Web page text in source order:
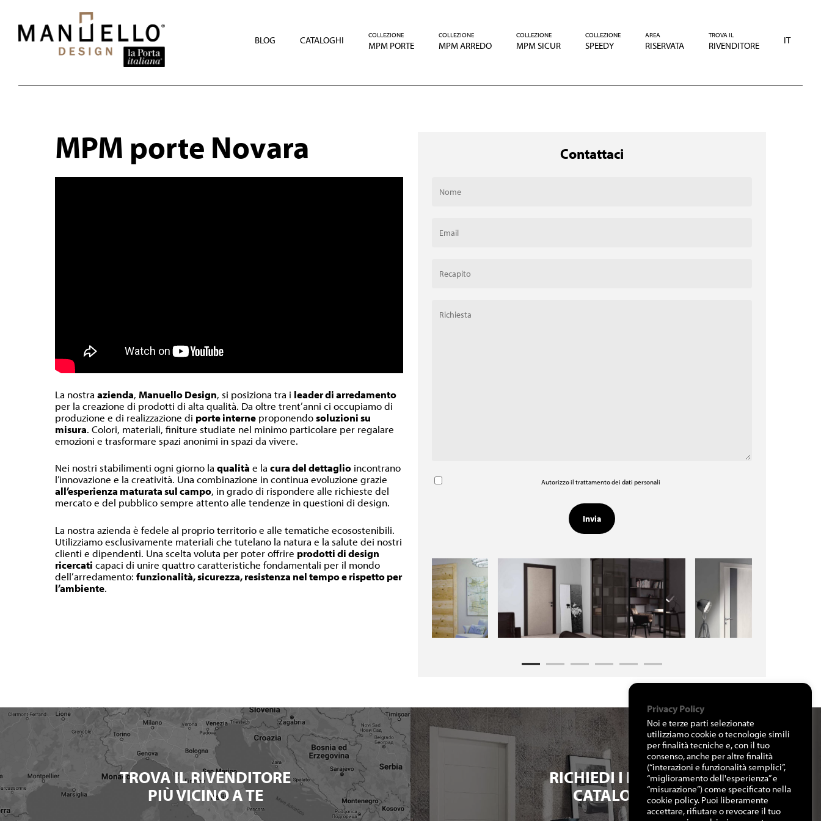
main
content
BLOG CATALOGHI COLLEZIONE
MPM PORTE
COLLEZIONE
MPM ARREDO
COLLEZIONE
MPM SICUR
COLLEZIONE
SPEEDY
AREA
RISERVATA
TROVA IL
RIVENDITORE IT
MPM porte Novara
La nostraazienda, Manuello Design, si posiziona tra i leader di arredamento
per la creazione di prodotti di alta qualità. Da oltre trent’anni ci occupiamo di
produzione e di realizzazione di porte interne proponendosoluzioni su
misura. Colori, materiali, finiture studiate nel minimo particolare per regalare
emozioni e trasformare spazi anonimi in spazi da vivere.
Nei nostri stabilimenti ogni giorno laqualità e lacura del dettaglio incontrano
l’innovazione e la creatività. Una combinazione in continua evoluzione grazie
all’esperienza maturata sul campo, in grado di rispondere alle richieste del
mercato e del pubblico sempre attento alle tendenze in questioni di design.
La nostra azienda è fedele al proprio territorio e alle tematiche ecosostenibili.
Utilizziamo esclusivamente materiali che tutelano la natura e la salute dei nostri
clienti e dipendenti. Una scelta voluta per poter offrire prodotti di design
ricercati capaci di unire quattro caratteristiche fondamentali per il mondo
dell’arredamento:funzionalità, sicurezza, resistenza nel tempo e rispetto per
l’ambiente.
Contattaci
Autorizzo il trattamento dei dati personali
TROVA IL RIVENDITORE
PIÙ VICINO A TE
RICHIEDI I NOSTRI
CATALOGHI
Privacy Policy
Noi e terze parti selezionate
utilizziamo cookie o tecnologie simili
per finalità tecniche e, con il tuo
consenso, anche per altre finalità
(“interazioni e funzionalità semplici”,
“miglioramento dell'esperienza” e
“misurazione”) come specificato nella
cookie policy. Puoi liberamente
accettare, rifiutare o revocare il tuo